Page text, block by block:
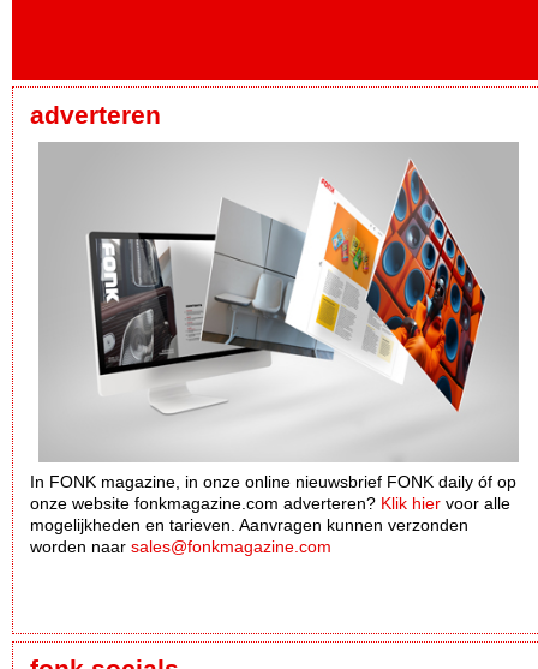
adverteren
In FONK magazine, in onze online nieuwsbrief FONK daily óf op
onze website fonkmagazine.com adverteren? Klik hier voor alle
mogelijkheden en tarieven. Aanvragen kunnen verzonden
worden naar sales@fonkmagazine.com